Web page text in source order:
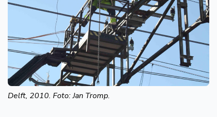
Delft, 2010. Foto: Jan Tromp.